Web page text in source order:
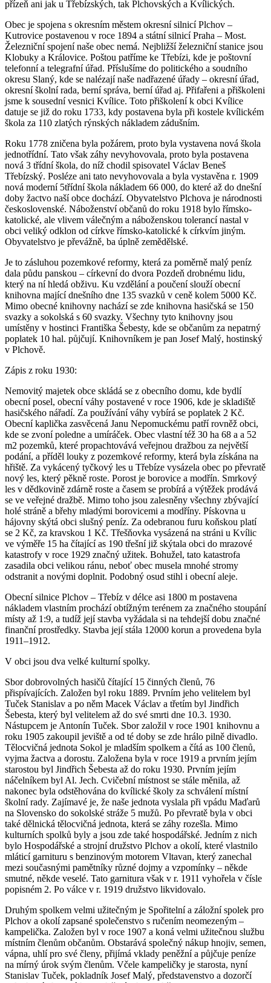
přízeň ani jak u Třebízských, tak Plchovských a Kvílických.
Obec je spojena s okresním městem okresní silnicí Plchov –
Kutrovice postavenou v roce 1894 a státní silnicí Praha – Most.
Železniční spojení naše obec nemá. Nejbližší železniční stanice jsou
Klobuky a Královice. Poštou patříme ke Třebízi, kde je poštovní
telefonní a telegrafní úřad. Příslušíme do politického a soudního
okresu Slaný, kde se nalézají naše nadřazené úřady – okresní úřad,
okresní školní rada, berní správa, berní úřad aj. Přifařeni a přiškoleni
jsme k sousední vesnici Kvílice. Toto přiškolení k obci Kvílice
datuje se již do roku 1733, kdy postavena byla při kostele kvílickém
škola za 110 zlatých rýnských nákladem zádušním.
Roku 1778 zničena byla požárem, proto byla vystavena nová škola
jednotřídní. Tato však záhy nevyhovovala, proto byla postavena
nová 3 třídní škola, do níž chodil spisovatel Václav Beneš
Třebízský. Posléze ani tato nevyhovovala a byla vystavěna r. 1909
nová moderní 5třídní škola nákladem 66 000, do které až do dnešní
doby žactvo naší obce dochází. Obyvatelstvo Plchova je národnosti
československé. Náboženství občanů do roku 1918 bylo římsko-
katolické, ale vlivem válečným a náboženskou tolerancí nastal v
obci veliký odklon od církve římsko-katolické k církvím jiným.
Obyvatelstvo je převážně, ba úplně zemědělské.
Je to zásluhou pozemkové reformy, která za poměrně malý peníz
dala půdu panskou – církevní do dvora Pozdeň drobnému lidu,
který na ní hledá obživu. Ku vzdělání a poučení slouží obecní
knihovna mající dnešního dne 135 svazků v ceně kolem 5000 Kč.
Mimo obecné knihovny nachází se zde knihovna hasičská se 150
svazky a sokolská s 60 svazky. Všechny tyto knihovny jsou
umístěny v hostinci Františka Šebesty, kde se občanům za nepatrný
poplatek 10 hal. půjčují. Knihovníkem je pan Josef Malý, hostinský
v Plchově.
Zápis z roku 1930:
Nemovitý majetek obce skládá se z obecního domu, kde bydlí
obecní posel, obecní váhy postavené v roce 1906, kde je skladiště
hasičského nářadí. Za používání váhy vybírá se poplatek 2 Kč.
Obecní kaplička zasvěcená Janu Nepomuckému patří rovněž obci,
kde se zvoní poledne a umíráček. Obec vlastní též 30 ha 68 a a 52
m2 pozemků, které propachtovává veřejnou dražbou za největší
podání, a příděl louky z pozemkové reformy, která byla získána na
hřiště. Za vykácený tyčkový les u Třebíze vysázela obec po převratě
nový les, který pěkně roste. Porost je borovice a modřín. Smrkový
les v dědkovině zdárně roste a časem se probírá a výtěžek prodává
se ve veřejné dražbě. Mimo toho jsou zalesněny všechny zbývající
holé stráně a břehy mladými borovicemi a modříny. Pískovna u
hájovny skýtá obci slušný peníz. Za odebranou furu koňskou platí
se 2 Kč, za kravskou 1 Kč. Třešňovka vysázená na stráni u Kvílic
ve výměře 15 ha čítající as 190 třešní již skýtala obci do mrazové
katastrofy v roce 1929 značný užitek. Bohužel, tato katastrofa
zasadila obci velikou ránu, neboť obec musela mnohé stromy
odstranit a novými doplnit. Podobný osud stihl i obecní aleje.
Obecní silnice Plchov – Třebíz v délce asi 1800 m postavena
nákladem vlastním prochází obtížným terénem za značného stoupání
místy až 1:9, a tudíž její stavba vyžádala si na tehdejší dobu značné
finanční prostředky. Stavba její stála 12000 korun a provedena byla
1911–1912.
V obci jsou dva velké kulturní spolky.
Sbor dobrovolných hasičů čítající 15 činných členů, 76
přispívajících. Založen byl roku 1889. Prvním jeho velitelem byl
Tuček Stanislav a po něm Macek Václav a třetím byl Jindřich
Šebesta, který byl velitelem až do své smrti dne 10.3. 1930.
Nástupcem je Antonín Tuček. Sbor založil v roce 1901 knihovnu a
roku 1905 zakoupil jeviště a od té doby se zde hrálo pilně divadlo.
Tělocvičná jednota Sokol je mladším spolkem a čítá as 100 členů,
vyjma žactva a dorostu. Založena byla v roce 1919 a prvním jejím
starostou byl Jindřich Šebesta až do roku 1930. Prvním jejím
náčelníkem byl Al. Jech. Cvičební místnost se stále měnila, až
nakonec byla odstěhována do kvílické školy za schválení místní
školní rady. Zajímavé je, že naše jednota vyslala při vpádu Maďarů
na Slovensko do sokolské stráže 5 mužů. Po převratě byla v obci
také dělnická tělocvičná jednota, která se záhy rozešla. Mimo
kulturních spolků byly a jsou zde také hospodářské. Jedním z nich
bylo Hospodářské a strojní družstvo Plchov a okolí, které vlastnilo
mláticí garnituru s benzinovým motorem Vltavan, který zanechal
mezi současnými pamětníky různé dojmy a vzpomínky – někde
smutné, někde veselé. Tato garnitura však v r. 1911 vyhořela v čísle
popisném 2. Po válce v r. 1919 družstvo likvidovalo.
Druhým spolkem velmi užitečným je Spořitelní a záložní spolek pro
Plchov a okolí zapsané společenstvo s ručením neomezeným –
kampelička. Založen byl v roce 1907 a koná velmi užitečnou službu
místním členům občanům. Obstarává společný nákup hnojiv, semen,
vápna, uhlí pro své členy, přijímá vklady peněžní a půjčuje peníze
na mírný úrok svým členům. Včele kampeličky je starosta, nyní
Stanislav Tuček, pokladník Josef Malý, představenstvo a dozorčí